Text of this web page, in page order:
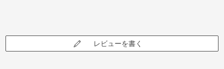
レビューを書く